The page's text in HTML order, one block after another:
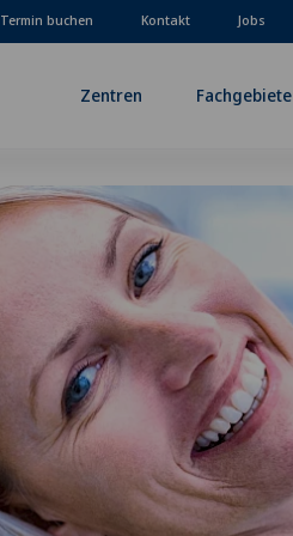
Termin buchen Kontakt Jobs
Zentren Fachgebiete